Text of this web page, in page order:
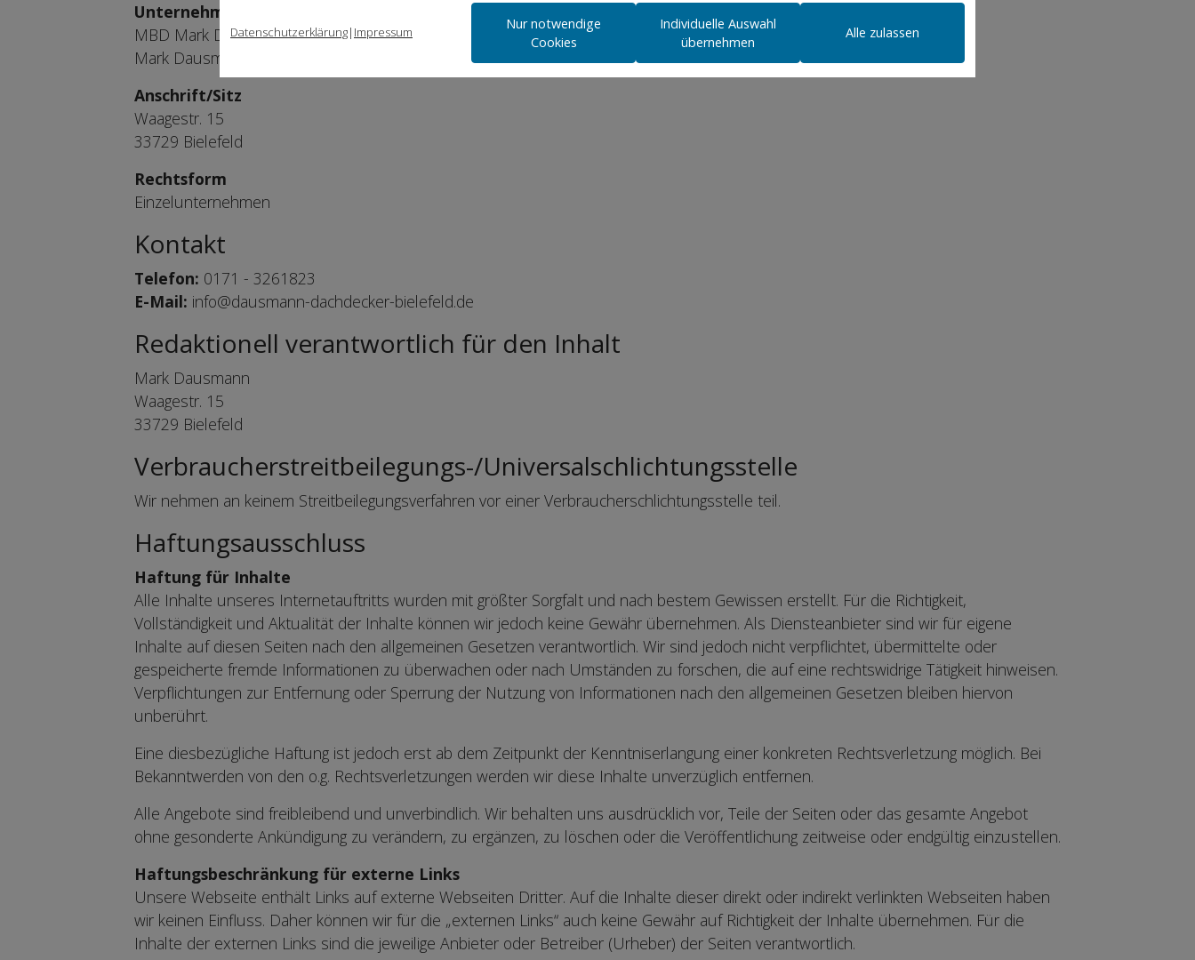
Unternehmensbezeichnung
MBD Mark Dausmann Bautechnik
Mark Dausmann
Anschrift/Sitz
Waagestr. 15
33729 Bielefeld
Rechtsform
Einzelunternehmen
Kontakt
Telefon: 0171 - 3261823
E-Mail: info@dausmann-dachdecker-bielefeld.de
Redaktionell verantwortlich für den Inhalt
Mark Dausmann
Waagestr. 15
33729 Bielefeld
Verbraucherstreitbeilegungs-/Universalschlichtungsstelle
Wir nehmen an keinem Streitbeilegungsverfahren vor einer Verbraucherschlichtungsstelle teil.
Haftungsausschluss
Haftung für Inhalte
Alle Inhalte unseres Internetauftritts wurden mit größter Sorgfalt und nach bestem Gewissen erstellt. Für die Richtigkeit,
Vollständigkeit und Aktualität der Inhalte können wir jedoch keine Gewähr übernehmen. Als Diensteanbieter sind wir für eigene
Inhalte auf diesen Seiten nach den allgemeinen Gesetzen verantwortlich. Wir sind jedoch nicht verpflichtet, übermittelte oder
gespeicherte fremde Informationen zu überwachen oder nach Umständen zu forschen, die auf eine rechtswidrige Tätigkeit hinweisen.
Verpflichtungen zur Entfernung oder Sperrung der Nutzung von Informationen nach den allgemeinen Gesetzen bleiben hiervon
unberührt.
Eine diesbezügliche Haftung ist jedoch erst ab dem Zeitpunkt der Kenntniserlangung einer konkreten Rechtsverletzung möglich. Bei
Bekanntwerden von den o.g. Rechtsverletzungen werden wir diese Inhalte unverzüglich entfernen.
Alle Angebote sind freibleibend und unverbindlich. Wir behalten uns ausdrücklich vor, Teile der Seiten oder das gesamte Angebot
ohne gesonderte Ankündigung zu verändern, zu ergänzen, zu löschen oder die Veröffentlichung zeitweise oder endgültig einzustellen.
Haftungsbeschränkung für externe Links
Unsere Webseite enthält Links auf externe Webseiten Dritter. Auf die Inhalte dieser direkt oder indirekt verlinkten Webseiten haben
wir keinen Einfluss. Daher können wir für die „externen Links“ auch keine Gewähr auf Richtigkeit der Inhalte übernehmen. Für die
Inhalte der externen Links sind die jeweilige Anbieter oder Betreiber (Urheber) der Seiten verantwortlich.
Datenschutzerklärung| Impressum
Nur notwendige
Cookies
Individuelle Auswahl
übernehmen
Alle zulassen